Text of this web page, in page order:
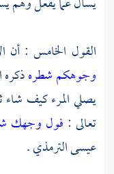
القول الخامس : أن
وجوهكم شطرهذكره
يصلي المرء كيف
تعالى : فول وجهك
عيسى الترمذي.